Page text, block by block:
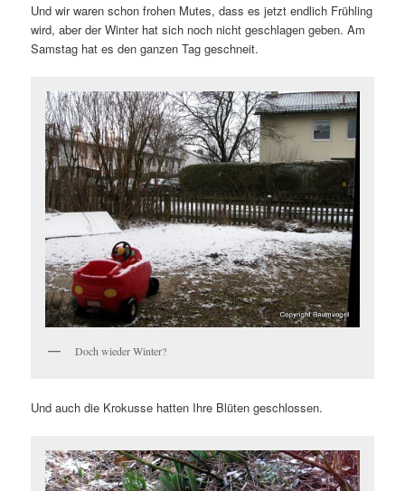
Und wir waren schon frohen Mutes, dass es jetzt endlich Frühling
wird, aber der Winter hat sich noch nicht geschlagen geben. Am
Samstag hat es den ganzen Tag geschneit.
Doch wieder Winter?
Und auch die Krokusse hatten Ihre Blüten geschlossen.